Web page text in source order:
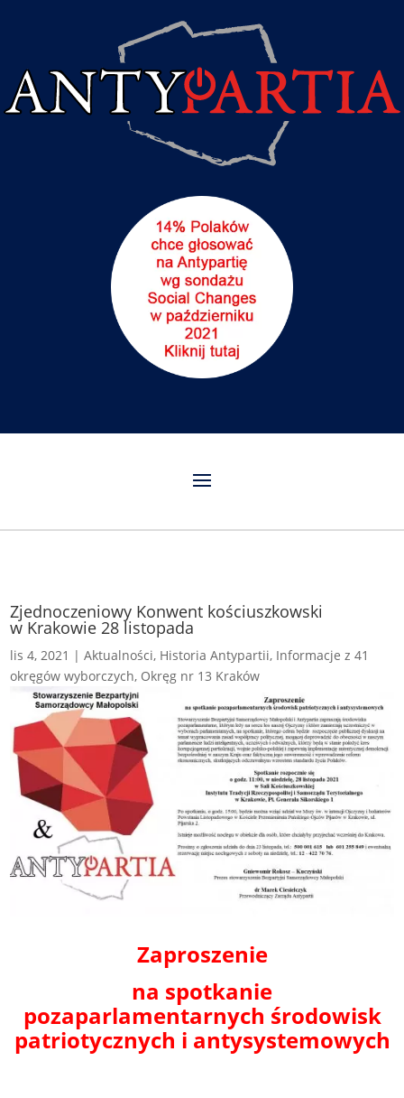
Zjednoczeniowy Konwent kościuszkowski
w Krakowie 28 listopada
lis 4, 2021 |Aktualności, Historia Antypartii, Informacje z 41
okręgów wyborczych, Okręg nr 13 Kraków
Zaproszenie
na spotkanie
pozaparlamentarnych środowisk
patriotycznych i antysystemowych